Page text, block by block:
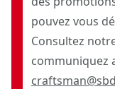
pouvez vous
Consultez
communiquez